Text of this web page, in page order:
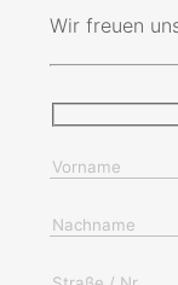
Wir freuen